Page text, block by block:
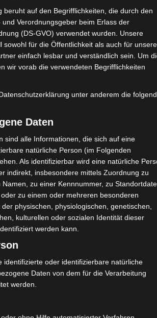
Wonderland im Schlafzimmer“
beruht auf den Begrifflichkeiten, die durch den
Verordnungsgeber beim Erlass der
(DS-GVO) verwendet wurden. Unsere
sowohl für die Öffentlichkeit als auch für unsere
einfach lesbar und verständlich sein. Um
wir vorab die verwendeten Begrifflichkeiten
unter anderem die
Daten
sind alle Informationen, die sich auf eine
natürliche Person (im Folgenden
Als identifizierbar wird eine natürliche
indirekt, insbesondere mittels Zuordnung zu
zu einer Kennnummer, zu
zu einem oder mehreren besonderen
physischen, physiologischen, genetischen,
kulturellen oder sozialen Identität dieser
werden kann.
identifizierte oder identifizierbare natürliche
Daten von dem für die Verarbeitung
werden.